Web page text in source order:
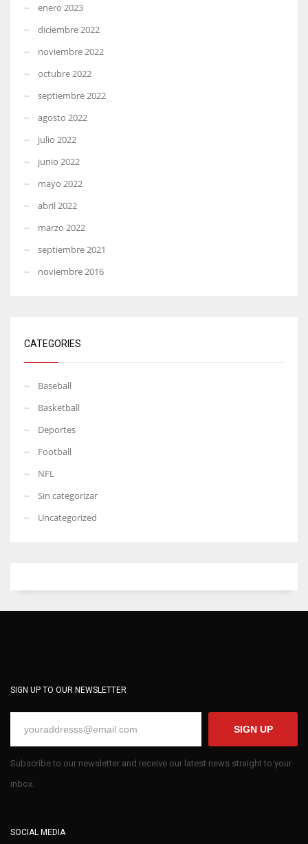
enero 2023
diciembre 2022
noviembre 2022
octubre 2022
septiembre 2022
agosto 2022
julio 2022
junio 2022
mayo 2022
abril 2022
marzo 2022
septiembre 2021
noviembre 2016
CATEGORIES
Baseball
Basketball
Deportes
Football
NFL
Sin categorizar
Uncategorized
SIGN UP TO OUR NEWSLETTER
SIGN UP
Subscribe to our newsletter and receive our latest news straight to your
inbox.
SOCIAL MEDIA